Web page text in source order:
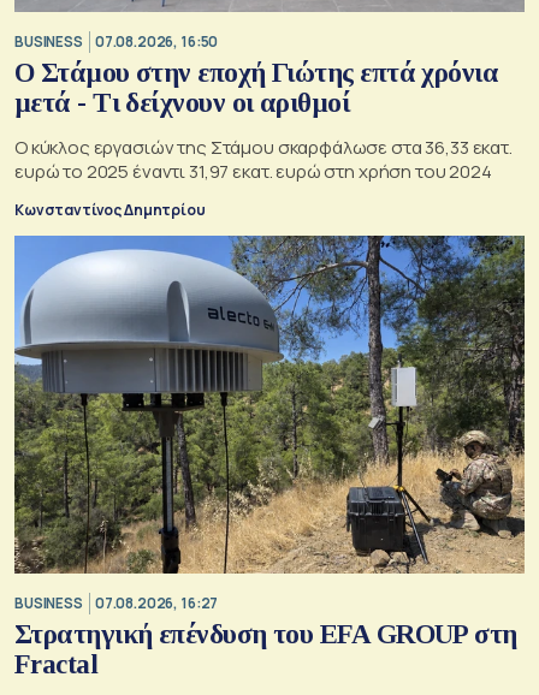
BUSINESS 07.08.2026, 16:50
Ο Στάμου στην εποχή Γιώτης επτά χρόνια
μετά - Τι δείχνουν οι αριθμοί
Ο κύκλος εργασιών της Στάμου σκαρφάλωσε στα 36,33 εκατ.
ευρώ το 2025 έναντι 31,97 εκατ. ευρώ στη χρήση του 2024
Κωνσταντίνος Δημητρίου
BUSINESS 07.08.2026, 16:27
Στρατηγική επένδυση του EFA GROUP στη
Fractal